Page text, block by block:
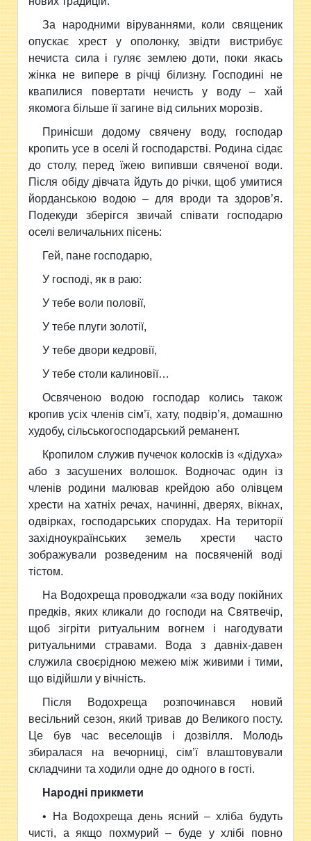
За народними віруваннями, коли священик
опускає хрест у ополонку, звідти вистрибує
нечиста сила і гуляє землею доти, поки якась
жінка не випере в річці білизну. Господині не
квапилися повертати нечисть у воду – хай
якомога більше її загине від сильних морозів.
Принісши додому свячену воду, господар
кропить усе в оселі й господарстві. Родина сідає
до столу, перед їжею випивши свяченої води.
Після обіду дівчата йдуть до річки, щоб умитися
йорданською водою – для вроди та здоров’я.
Подекуди зберігся звичай співати господарю
оселі величальних пісень:
Гей, пане господарю,
У господі, як в раю:
У тебе воли половії,
У тебе плуги золотії,
У тебе двори кедровії,
У тебе столи калиновії…
Освяченою водою господар колись також
кропив усіх членів сім’ї, хату, подвір’я, домашню
худобу, сільськогосподарський реманент.
Кропилом служив пучечок колосків із «дідуха»
або з засушених волошок. Водночас один із
членів родини малював крейдою або олівцем
хрести на хатніх речах, начинні, дверях, вікнах,
одвірках, господарських спорудах. На території
західноукраїнських земель хрести часто
зображували розведеним на посвяченій воді
тістом.
На Водохреща проводжали «за воду покійних
предків, яких кликали до господи на Святвечір,
щоб зігріти ритуальним вогнем і нагодувати
ритуальними стравами. Вода з давніх-давен
служила своєрідною межею між живими і тими,
що відійшли у вічність.
Після Водохреща розпочинався новий
весільний се­зон, який тривав до Великого посту.
Це був час веселощів і до­звілля. Молодь
збиралася на вечорниці, сім’ї влаштовували
складчини та ходили одне до одного в гості.
Народні прикмети
• На Водохреща день ясний – хліба будуть
чисті, а якщо похмурий – буде у хлібі повно